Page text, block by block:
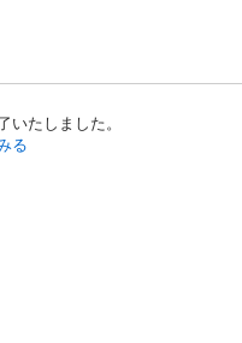
いたしました。
る